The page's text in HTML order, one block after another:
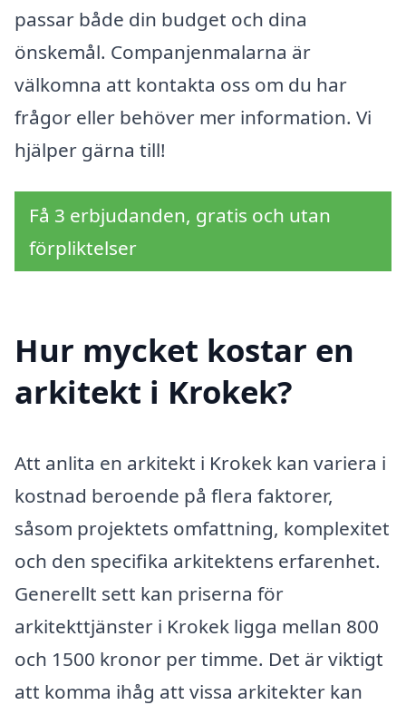
passar både din budget och dina
önskemål. Companjenmalarna är
välkomna att kontakta oss om du har
frågor eller behöver mer information. Vi
hjälper gärna till!
Få 3 erbjudanden, gratis och utan
förpliktelser
Hur mycket kostar en
arkitekt i Krokek?
Att anlita en arkitekt i Krokek kan variera i
kostnad beroende på flera faktorer,
såsom projektets omfattning, komplexitet
och den specifika arkitektens erfarenhet.
Generellt sett kan priserna för
arkitekttjänster i Krokek ligga mellan 800
och 1500 kronor per timme. Det är viktigt
att komma ihåg att vissa arkitekter kan